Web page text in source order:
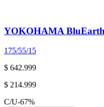
YOKOHAMA BluEarth
175/55/15
$ 642.999
$ 214.999
C/U-67%